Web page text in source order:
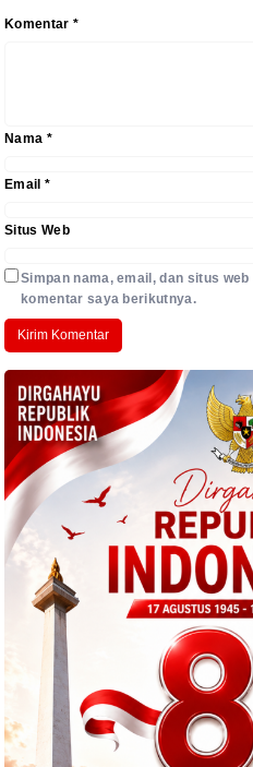
Komentar *
Nama *
Email *
Situs Web
Simpan nama, email, dan situs
komentar saya berikutnya.